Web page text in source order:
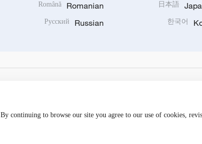
日本語
한국어
Romanian
Română
Russian
Русский
By continuing to browse our site you agree to our use of cookies,